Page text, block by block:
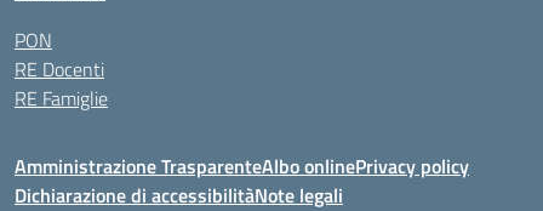
PON
RE Docenti
RE Famiglie
Amministrazione TrasparenteAlbo onlinePrivacy policy
Dichiarazione di accessibilitàNote legali